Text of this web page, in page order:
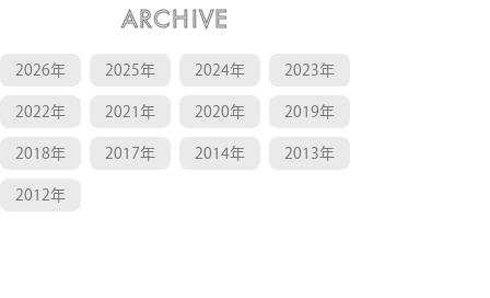
ARCHIVE
2026年 2025年 2024年 2023年
2022年 2021年 2020年 2019年
2018年 2017年 2014年 2013年
2012年